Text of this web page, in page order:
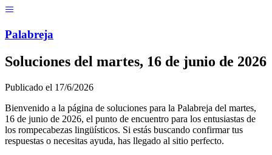
Palabreja
Soluciones del martes, 16 de junio de 2026
Publicado el 17/6/2026
Bienvenido a la página de soluciones para la Palabreja del martes,
16 de junio de 2026, el punto de encuentro para los entusiastas de
los rompecabezas lingüísticos. Si estás buscando confirmar tus
respuestas o necesitas ayuda, has llegado al sitio perfecto.